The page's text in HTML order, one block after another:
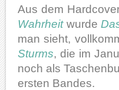
Aus dem
Wahrheitwurde
man sieht,
Sturms, die im
noch als
ersten Bandes.